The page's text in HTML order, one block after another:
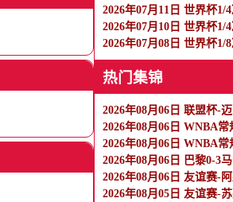
热门集锦